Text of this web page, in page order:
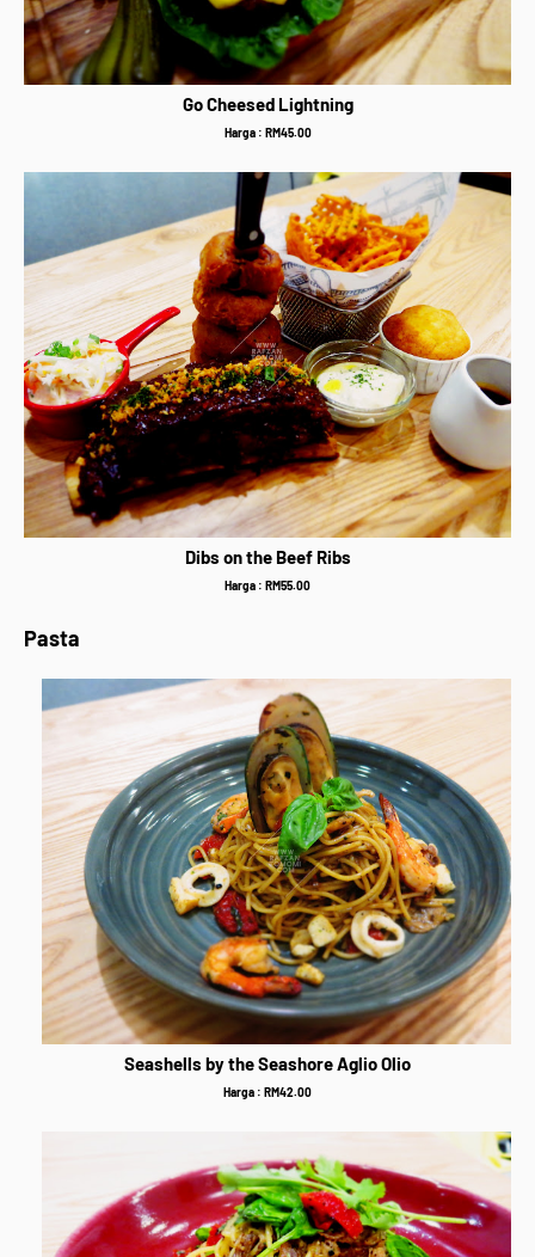
Go Cheesed Lightning
Harga : RM45.00
Dibs on the Beef Ribs
Harga : RM55.00
Pasta
Seashells by the Seashore Aglio Olio
Harga : RM42.00